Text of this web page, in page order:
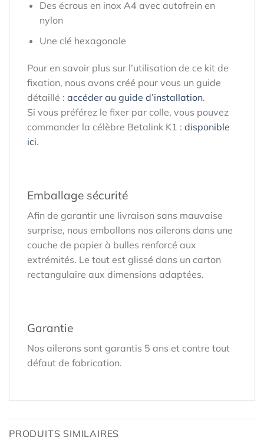
Des écrous en inox A4 avec autofrein en
nylon
Une clé hexagonale
Pour en savoir plus sur l’utilisation de ce kit de
fixation, nous avons créé pour vous un guide
détaillé : accéder au guide d’installation.
Si vous préférez le fixer par colle, vous pouvez
commander la célèbre Betalink K1 : disponible
ici.
Emballage sécurité
Afin de garantir une livraison sans mauvaise
surprise, nous emballons nos ailerons dans une
couche de papier à bulles renforcé aux
extrémités. Le tout est glissé dans un carton
rectangulaire aux dimensions adaptées.
Garantie
Nos ailerons sont garantis 5 ans et contre tout
défaut de fabrication.
PRODUITS SIMILAIRES